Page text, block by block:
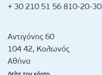
+ 30 210 51 56 810-20-30
Αντιγόνης 60
104 42, Κολωνός
Αθήνα